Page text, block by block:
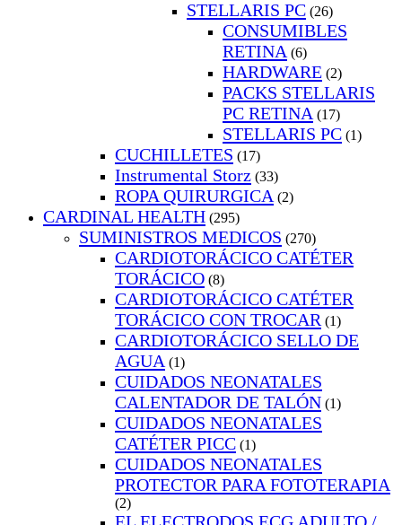
STELLARIS PC (26)
CONSUMIBLES
RETINA (6)
HARDWARE (2)
PACKS STELLARIS
PC RETINA (17)
STELLARIS PC (1)
CUCHILLETES (17)
Instrumental Storz (33)
ROPA QUIRURGICA (2)
CARDINAL HEALTH (295)
SUMINISTROS MEDICOS (270)
CARDIOTORÁCICO CATÉTER
TORÁCICO (8)
CARDIOTORÁCICO CATÉTER
TORÁCICO CON TROCAR (1)
CARDIOTORÁCICO SELLO DE
AGUA (1)
CUIDADOS NEONATALES
CALENTADOR DE TALÓN (1)
CUIDADOS NEONATALES
CATÉTER PICC (1)
CUIDADOS NEONATALES
PROTECTOR PARA FOTOTERAPIA
(2)